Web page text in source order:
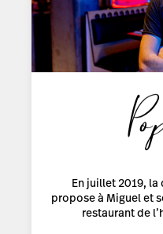
En juillet 2019,
propose à Miguel et
restaurant de